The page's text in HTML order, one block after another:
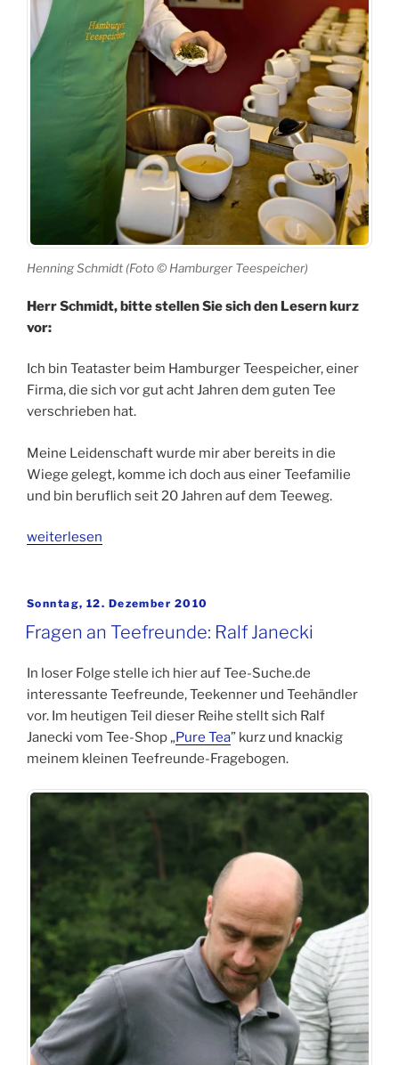
Henning Schmidt (Foto © Hamburger Teespeicher)
Herr Schmidt, bitte stellen Sie sich den Lesern kurz
vor:
Ich bin Teataster beim Hamburger Teespeicher, einer
Firma, die sich vor gut acht Jahren dem guten Tee
verschrieben hat.
Meine Leidenschaft wurde mir aber bereits in die
Wiege gelegt, komme ich doch aus einer Teefamilie
und bin beruflich seit 20 Jahren auf dem Teeweg.
„Fragen
Henning
Schmidt
vom
Hamburger
Teespeicher“
weiterlesen
Veröffentlicht
Sonntag, 12. Dezember 2010
Fragen an Teefreunde: Ralf Janecki
In loser Folge stelle ich hier auf Tee-Suche.de
interessante Teefreunde, Teekenner und Teehändler
vor. Im heutigen Teil dieser Reihe stellt sich Ralf
Janecki vom Tee-Shop „Pure Tea” kurz und knackig
meinem kleinen Teefreunde-Fragebogen.